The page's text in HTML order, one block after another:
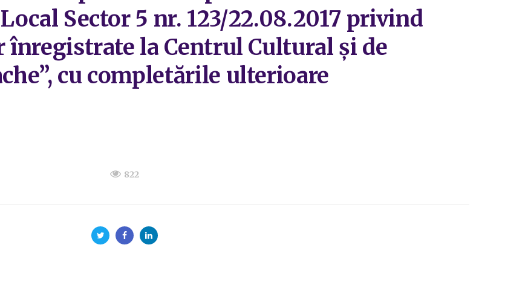
Sector 5 nr. 123/22.08.2017 privind
înregistrate la Centrul Cultural și de
cu completările ulterioare
822